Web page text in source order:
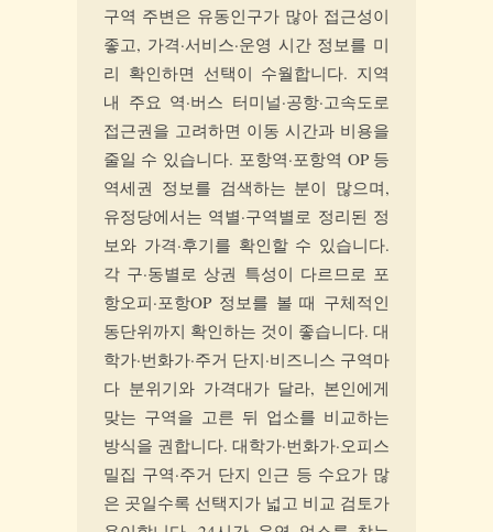
구역 주변은 유동인구가 많아 접근성이
좋고, 가격·서비스·운영 시간 정보를 미
리 확인하면 선택이 수월합니다. 지역
내 주요 역·버스 터미널·공항·고속도로
접근권을 고려하면 이동 시간과 비용을
줄일 수 있습니다. 포항역·포항역 OP 등
역세권 정보를 검색하는 분이 많으며,
유정당에서는 역별·구역별로 정리된 정
보와 가격·후기를 확인할 수 있습니다.
각 구·동별로 상권 특성이 다르므로 포
항오피·포항OP 정보를 볼 때 구체적인
동단위까지 확인하는 것이 좋습니다. 대
학가·번화가·주거 단지·비즈니스 구역마
다 분위기와 가격대가 달라, 본인에게
맞는 구역을 고른 뒤 업소를 비교하는
방식을 권합니다. 대학가·번화가·오피스
밀집 구역·주거 단지 인근 등 수요가 많
은 곳일수록 선택지가 넓고 비교 검토가